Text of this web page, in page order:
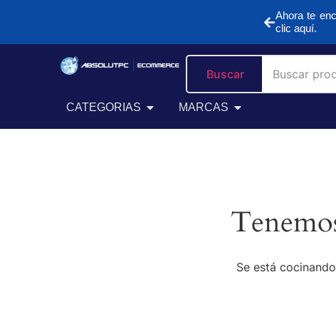
Ahora te
clic aquí.
CATEGORIAS MARCAS
Buscar
Se está